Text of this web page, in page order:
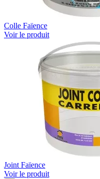
Colle Faïence
Voir le produit
Joint Faïence
Voir le produit